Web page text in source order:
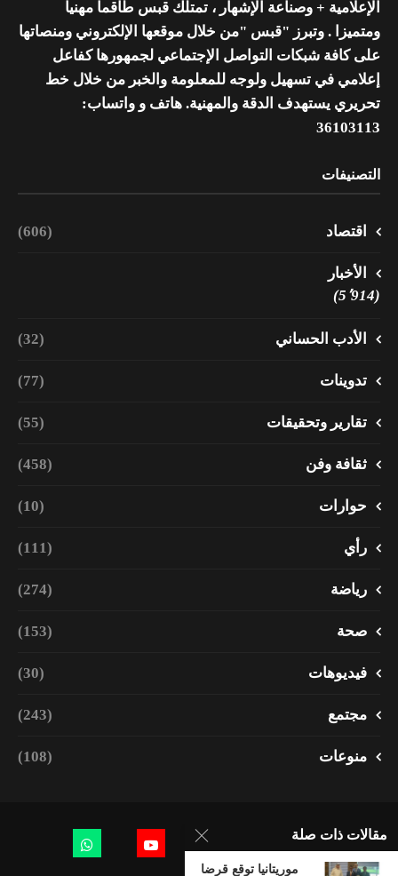
الإعلامية + وصناعة الإشهار ، تمتلك قبس طاقما مهنيا
ومتميزا . وتبرز "قبس "من خلال موقعها الإلكتروني ومنصاتها
على كافة شبكات التواصل الإجتماعي لجمهورها كفاعل
إعلامي في تسهيل ولوجه للمعلومة والخبر من خلال خط
تحريري يستهدف الدقة والمهنية. هاتف و واتساب:
36103113
التصنيفات
اقتصاد (606)
الأخبار
(5٬914)
الأدب الحساني (32)
تدوينات (77)
تقارير وتحقيقات (55)
ثقافة وفن (458)
حوارات (10)
رأي (111)
رياضة (274)
صحة (153)
فيديوهات (30)
مجتمع (243)
منوعات (108)
مقالات ذات صلة
موريتانيا توقع قرضا